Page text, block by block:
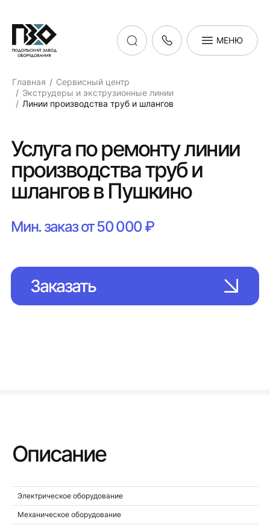
МЕНЮ
Главная
Сервисный центр
Экструдеры и экструзионные линии
Линии производства труб и шлангов
Услуга по ремонту линии
производства труб и
шлангов в Пушкино
Мин. заказ от 50 000 ₽
Заказать
Описание
Электрическое оборудование
Механическое оборудование